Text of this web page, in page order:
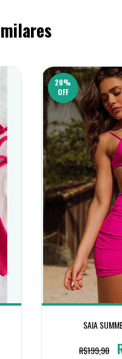
20%
OFF
SAIA
R$199,90